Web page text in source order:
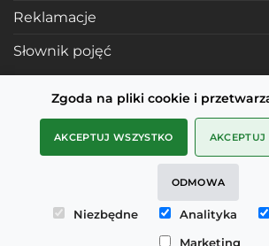
Zgoda na pliki cookie i
AKCEPTUJ WSZYSTKO AKCEPTUJ
ODMOWA
Niezbędne Analityka
Marketing
Reklamacje
Słownik pojęć
POLECANE STRONY
Profile mosiężne
mDesignStudio